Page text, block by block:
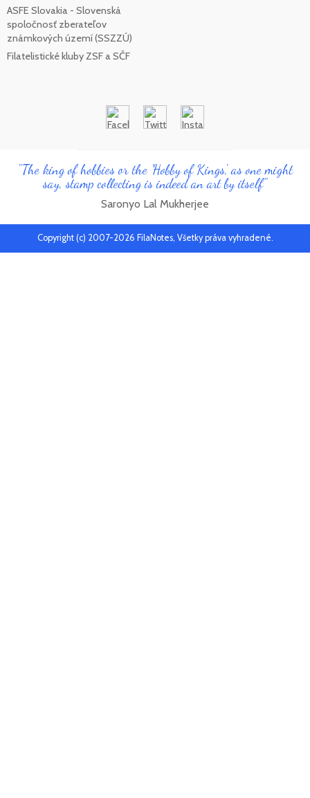
ASFE Slovakia - Slovenská
spoločnosť zberateľov
známkových území (SSZZÚ)
Filatelistické kluby ZSF a SČF
"The king of hobbies or the 'Hobby of Kings', as one might
say, stamp collecting is indeed an art by itself"
Saronyo Lal Mukherjee
Copyright (c) 2007-2026 FilaNotes, Všetky práva vyhradené.